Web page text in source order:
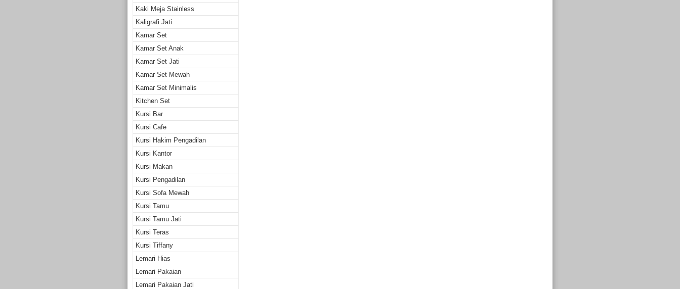
Kaki Meja Stainless
Kaligrafi Jati
Kamar Set
Kamar Set Anak
Kamar Set Jati
Kamar Set Mewah
Kamar Set Minimalis
Kitchen Set
Kursi Bar
Kursi Cafe
Kursi Hakim Pengadilan
Kursi Kantor
Kursi Makan
Kursi Pengadilan
Kursi Sofa Mewah
Kursi Tamu
Kursi Tamu Jati
Kursi Teras
Kursi Tiffany
Lemari Hias
Lemari Pakaian
Lemari Pakaian Jati